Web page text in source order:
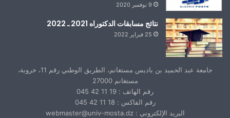
9 نوفمبر 2020
نتائج مسابقات الدكتوراه 2021 ـ 2022
25 فبراير 2022
جامعة عبد الحميد بن باديس مستغانم، الطريق الوطني رقم 11، خروبة،
مستغانم 27000
رقم الهاتف : 19 11 42 045
رقم الفاكس : 18 11 42 045
البريد الإلكتروني : webmaster@univ-mosta.dz